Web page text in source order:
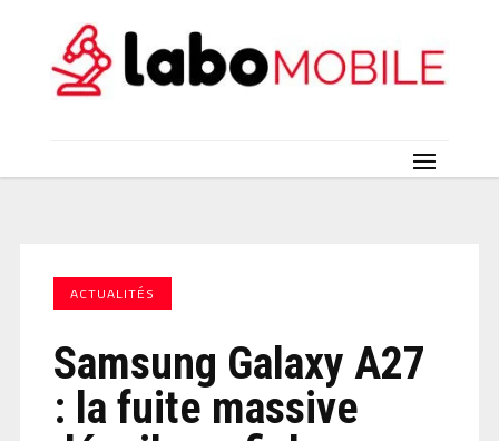
ACTUALITÉS
Samsung Galaxy A27
: la fuite massive